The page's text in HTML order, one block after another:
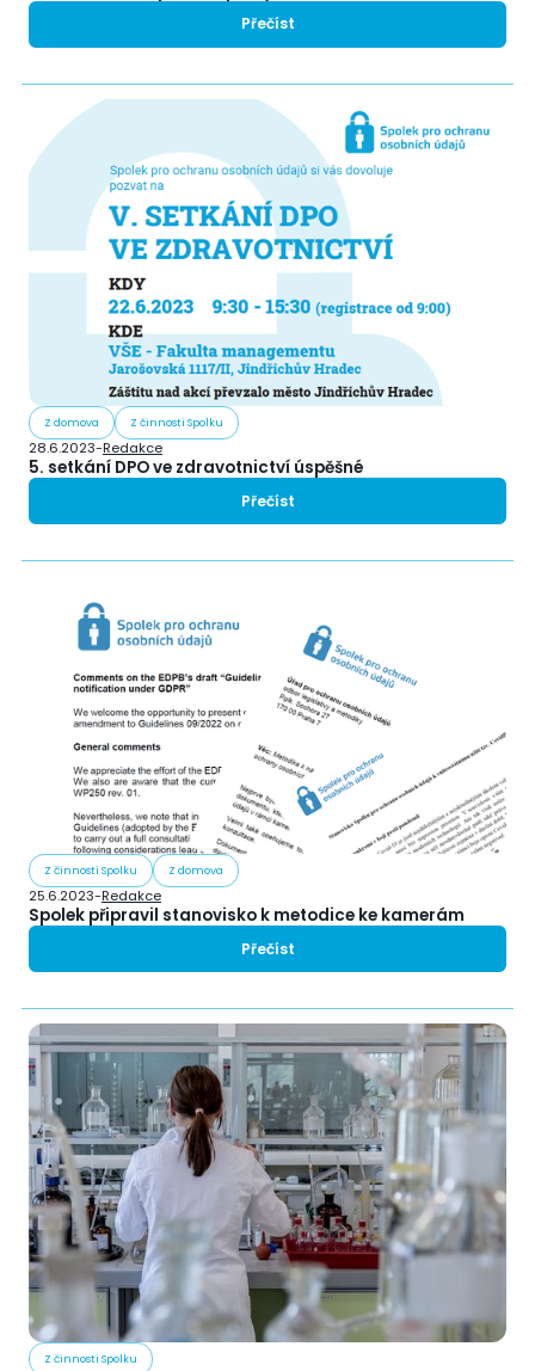
Přečíst
Z domova Z činnosti Spolku
28.6.2023-Redakce
5. setkání DPO ve zdravotnictví úspěšné
Přečíst
Z činnosti Spolku Z domova
25.6.2023-Redakce
Spolek připravil stanovisko k metodice ke kamerám
Přečíst
Z činnosti Spolku